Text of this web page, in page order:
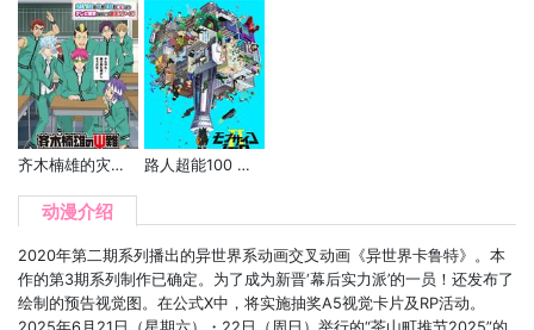
齐木楠雄的灾难 第二季 路人超能100 第二季
动漫介绍
2020年第二期系列播出的异世界系动画交叉动画《异世界卡鲁特》。本
作的第3期系列制作已确定。为了成为新晋‘幕后实力派’的一员！还发布了
绘制的预告视觉图。在公式X中，将实施抽奖A5视觉卡片及RP活动。
2025年6月21日（星期六）・22日（周日）举行的“茶山町推节2025”的